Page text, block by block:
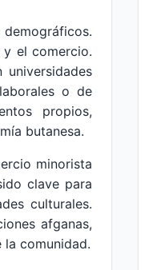
y el comercio.
universidades
o de
propios,
butanesa.
minorista
clave para
culturales.
afganas,
comunidad.